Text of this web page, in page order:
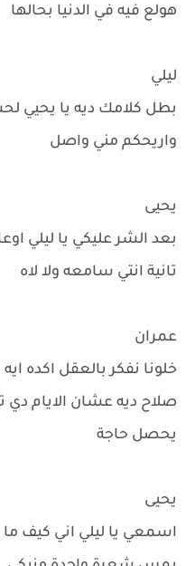
هولع فيه في الدنيا بحالها
ليلي
بطل كلامك ديه يا يحيي
واريحكم مني واصل
يحيى
بعد الشر عليكي يا ليلي
تانية انتي سامعه ولا لاه
عمران
خلونا نفكر بالعقل اكده
صلاح ديه عشان الايام دي
يحصل حاجة
يحيى
اسمعي يا ليلي اني كيف